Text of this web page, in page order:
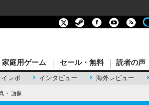
イレポ インタビュー 海外レビュー
家庭用ゲーム セール・無料 読者の声
・画像